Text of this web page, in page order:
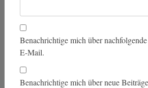
Benachrichtige mich über
E-Mail.
Benachrichtige mich über neue